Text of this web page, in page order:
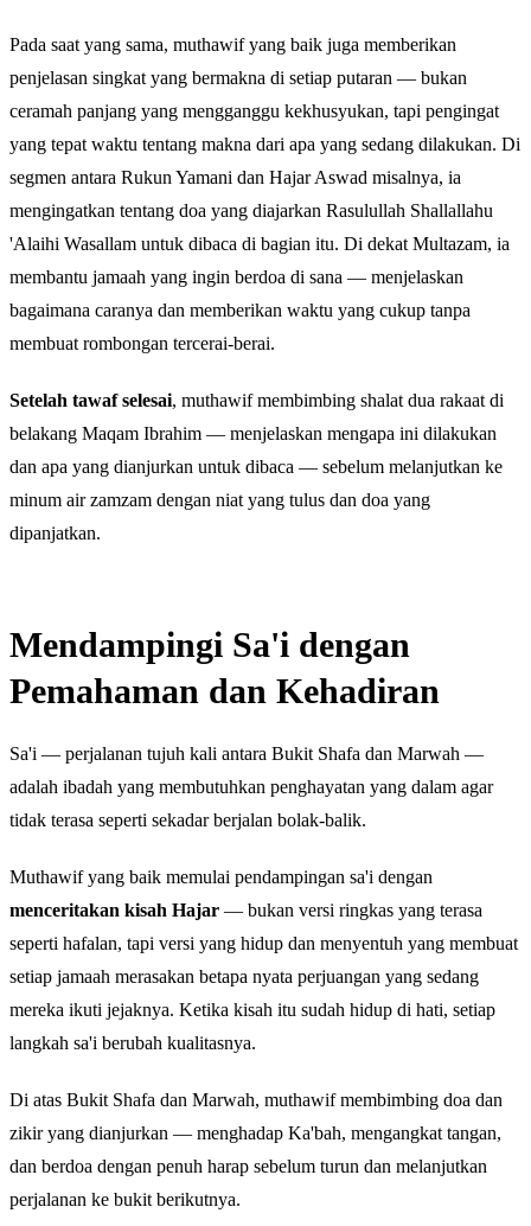
Pada saat yang sama, muthawif yang baik juga memberikan
penjelasan singkat yang bermakna di setiap putaran — bukan
ceramah panjang yang mengganggu kekhusyukan, tapi pengingat
yang tepat waktu tentang makna dari apa yang sedang dilakukan. Di
segmen antara Rukun Yamani dan Hajar Aswad misalnya, ia
mengingatkan tentang doa yang diajarkan Rasulullah Shallallahu
'Alaihi Wasallam untuk dibaca di bagian itu. Di dekat Multazam, ia
membantu jamaah yang ingin berdoa di sana — menjelaskan
bagaimana caranya dan memberikan waktu yang cukup tanpa
membuat rombongan tercerai-berai.
Setelah tawaf selesai, muthawif membimbing shalat dua rakaat di
belakang Maqam Ibrahim — menjelaskan mengapa ini dilakukan
dan apa yang dianjurkan untuk dibaca — sebelum melanjutkan ke
minum air zamzam dengan niat yang tulus dan doa yang
dipanjatkan.
Mendampingi Sa'i dengan
Pemahaman dan Kehadiran
Sa'i — perjalanan tujuh kali antara Bukit Shafa dan Marwah —
adalah ibadah yang membutuhkan penghayatan yang dalam agar
tidak terasa seperti sekadar berjalan bolak-balik.
Muthawif yang baik memulai pendampingan sa'i dengan
menceritakan kisah Hajar — bukan versi ringkas yang terasa
seperti hafalan, tapi versi yang hidup dan menyentuh yang membuat
setiap jamaah merasakan betapa nyata perjuangan yang sedang
mereka ikuti jejaknya. Ketika kisah itu sudah hidup di hati, setiap
langkah sa'i berubah kualitasnya.
Di atas Bukit Shafa dan Marwah, muthawif membimbing doa dan
zikir yang dianjurkan — menghadap Ka'bah, mengangkat tangan,
dan berdoa dengan penuh harap sebelum turun dan melanjutkan
perjalanan ke bukit berikutnya.